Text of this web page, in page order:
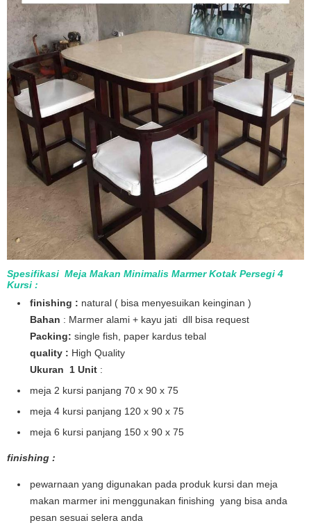
Spesifikasi Meja Makan Minimalis Marmer Kotak Persegi 4
Kursi :
finishing : natural ( bisa menyesuikan keinginan )
Bahan : Marmer alami + kayu jati dll bisa request
Packing: single fish, paper kardus tebal
quality : High Quality
Ukuran 1 Unit :
meja 2 kursi panjang 70 x 90 x 75
meja 4 kursi panjang 120 x 90 x 75
meja 6 kursi panjang 150 x 90 x 75
finishing :
pewarnaan yang digunakan pada produk kursi dan meja
makan marmer ini menggunakan finishing yang bisa anda
pesan sesuai selera anda